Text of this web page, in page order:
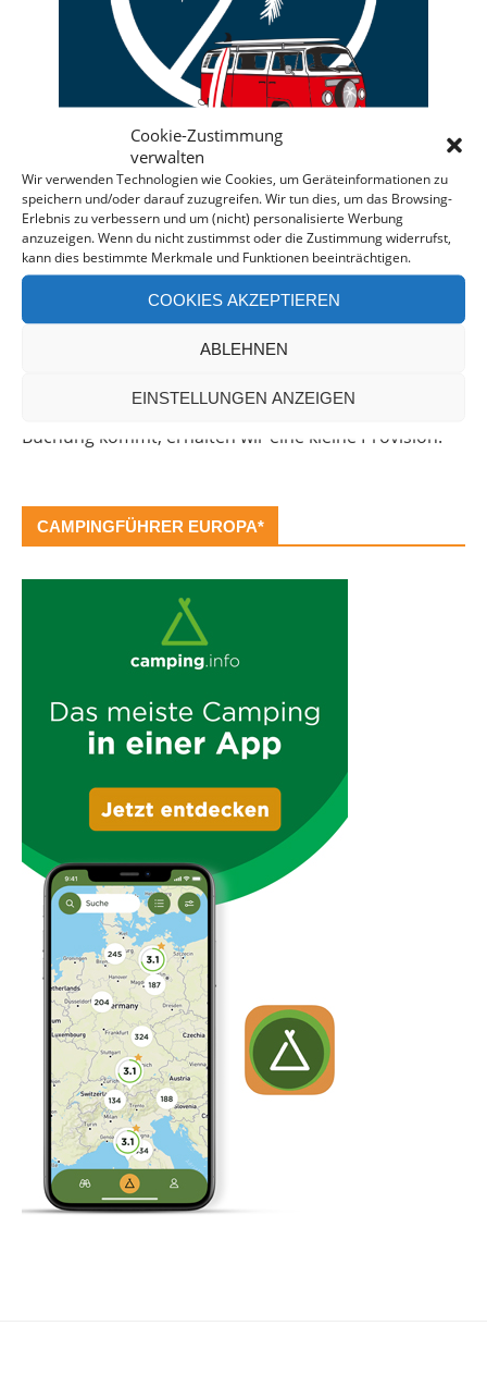
Cookie-Zustimmung
verwalten
Wir verwenden Technologien wie Cookies, um Geräteinformationen zu
speichern und/oder darauf zuzugreifen. Wir tun dies, um das Browsing-
Erlebnis zu verbessern und um (nicht) personalisierte Werbung
anzuzeigen. Wenn du nicht zustimmst oder die Zustimmung widerrufst,
kann dies bestimmte Merkmale und Funktionen beeinträchtigen.
COOKIES AKZEPTIEREN
ABLEHNEN
EINSTELLUNGEN ANZEIGEN
Deine individuelle Beratung bei der Campermiete
in Deutschland und Europa.
Bei einer Anfrage über diesen Banner erhältst Du
Rabatt!*
unverbindlich und kostenlos. Falls es zu einer
Buchung kommt, erhalten wir eine kleine Provision.
CAMPINGFÜHRER EUROPA*